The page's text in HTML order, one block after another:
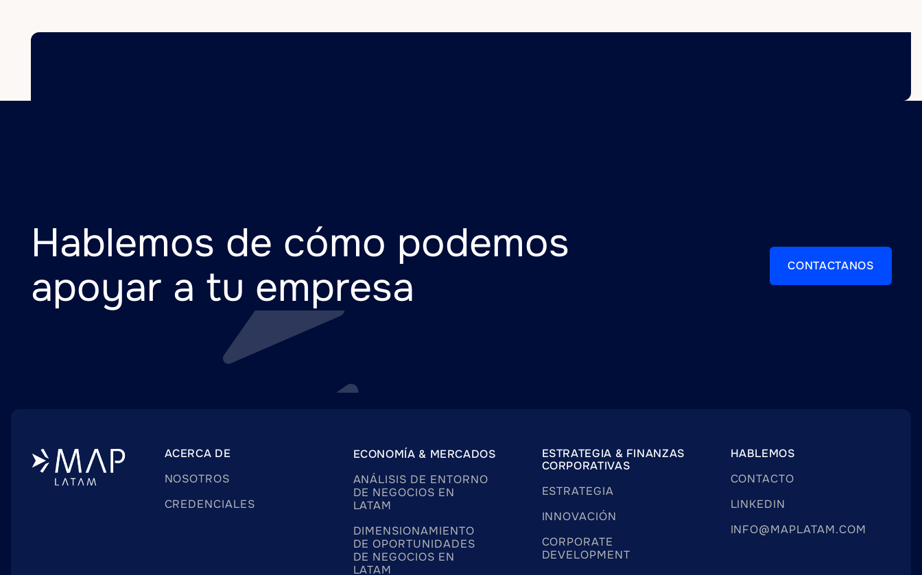
Hablemos de cómo podemos
apoyar a tu empresa
CONTACTANOS
ACERCA DE
NOSOTROS
CREDENCIALES
ECONOMÍA & MERCADOS
ANÁLISIS DE ENTORNO
DE NEGOCIOS EN
LATAM
DIMENSIONAMIENTO
DE OPORTUNIDADES
DE NEGOCIOS EN
LATAM
ESTRATEGIA & FINANZAS
CORPORATIVAS
ESTRATEGIA
INNOVACIÓN
CORPORATE
DEVELOPMENT
HABLEMOS
CONTACTO
LINKEDIN
INFO@MAPLATAM.COM